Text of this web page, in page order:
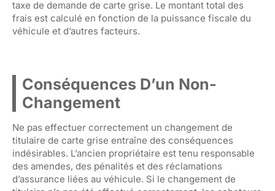
taxe de demande de carte grise. Le montant total des
frais est calculé en fonction de la puissance fiscale du
véhicule et d’autres facteurs.
Conséquences D’un Non-
Changement
Ne pas effectuer correctement un changement de
titulaire de carte grise entraîne des conséquences
indésirables. L’ancien propriétaire est tenu responsable
des amendes, des pénalités et des réclamations
d’assurance liées au véhicule. Si le changement de